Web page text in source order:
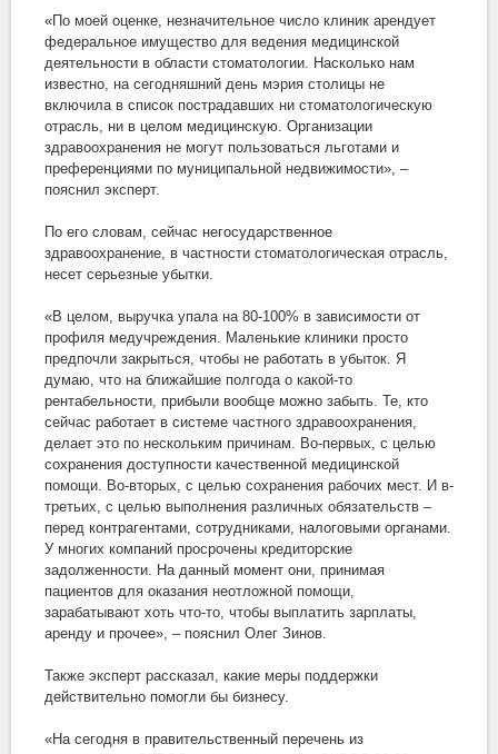
«По моей оценке, незначительное число клиник арендует
федеральное имущество для ведения медицинской
деятельности в области стоматологии. Насколько нам
известно, на сегодняшний день мэрия столицы не
включила в список пострадавших ни стоматологическую
отрасль, ни в целом медицинскую. Организации
здравоохранения не могут пользоваться льготами и
преференциями по муниципальной недвижимости», –
пояснил эксперт.
По его словам, сейчас негосударственное
здравоохранение, в частности стоматологическая отрасль,
несет серьезные убытки.
«В целом, выручка упала на 80-100% в зависимости от
профиля медучреждения. Маленькие клиники просто
предпочли закрыться, чтобы не работать в убыток. Я
думаю, что на ближайшие полгода o какой-то
рентабельности, прибыли вообще можно забыть. Те, кто
сейчас работает в системе частного здравоохранения,
делает это по нескольким причинам. Во-первых, c целью
сохранения доступности качественной медицинской
помощи. Во-вторых, c целью сохранения рабочих мест. И в-
третьих, c целью выполнения различных обязательств –
перед контрагентами, сотрудниками, налоговыми органами.
У многих компаний просрочены кредиторские
задолженности. На данный момент они, принимая
пациентов для оказания неотложной помощи,
зарабатывают хоть что-то, чтобы выплатить зарплаты,
аренду и прочее», – пояснил Олег Зинов.
Также эксперт рассказал, какие меры поддержки
действительно помогли бы бизнесу.
«На сегодня в правительственный перечень из